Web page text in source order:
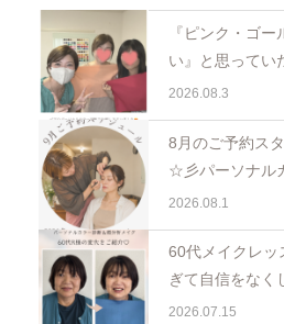
『ピンク・ゴ
い』と思ってい
日。親子で体験
2026.08.3
8月のご予約ス
☆彡パーソナル
み野
2026.08.1
60代メイクレッ
ぎて自信をなく
少し前を向けま
2026.07.15